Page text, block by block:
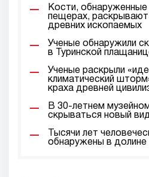
Кости,
пещерах,
древних ископаемых
Ученые обнаружили
в Туринской
Ученые раскрыли
климатический
краха древней
В 30-летнем
скрываться новый
Тысячи лет
обнаружены в долине